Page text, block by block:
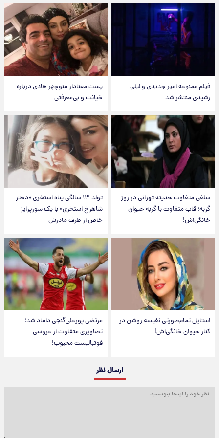
فیلم ممنوعه امیر جدیدی و لیلی
رشیدی منتشر شد
پست معنادار منوچهر هادی درباره
خیانت و بی‌معرفتی
سلفی متفاوت حدیثه تهرانی در روز
گربه؛ قاب متفاوت با گربه حیوان
خانگی‌اش!
تولد ۱۳ سالگی پناه استخری «دختر
شاهرخ استخری» با یک سورپرایز
خاص از طرف مادرش
استایل تمام‌صورتی نفیسه روشن در
کنار حیوان خانگی‌اش!
مرتضی پورعلی‌گنجی داماد شد؛
تصاویری متفاوت از عروسی
فوتبالیست محبوب!
ارسال نظر